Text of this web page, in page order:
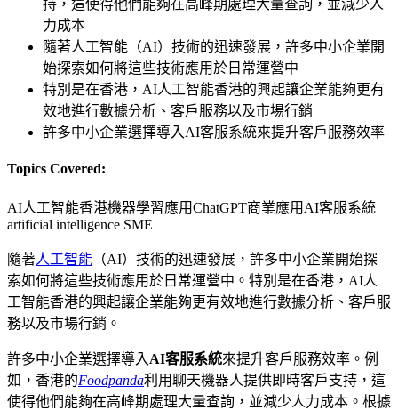
持，這使得他們能夠在高峰期處理大量查詢，並減少人
力成本
隨著人工智能（AI）技術的迅速發展，許多中小企業開
始探索如何將這些技術應用於日常運營中
特別是在香港，AI人工智能香港的興起讓企業能夠更有
效地進行數據分析、客戶服務以及市場行銷
許多中小企業選擇導入AI客服系統來提升客戶服務效率
Topics Covered:
AI人工智能香港機器學習應用ChatGPT商業應用 AI客服系統
artificial intelligence SME
隨著人工智能 （AI）技術的迅速發展，許多中小企業開始探
索如何將這些技術應用於日常運營中。特別是在香港，AI人
工智能香港的興起讓企業能夠更有效地進行數據分析、客戶服
務以及市場行銷。
許多中小企業選擇導入 AI客服系統來提升客戶服務效率。例
如，香港的Foodpanda利用聊天機器人提供即時客戶支持，這
使得他們能夠在高峰期處理大量查詢，並減少人力成本。根據